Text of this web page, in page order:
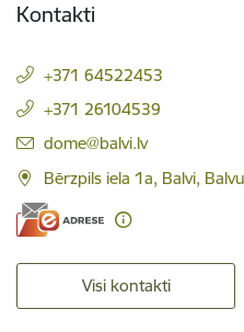
Kontakti
+371 64522453
+371 26104539
E-pasts:
dome@balvi.lv
Bērzpils iela 1a, Balvi,
Visi kontakti